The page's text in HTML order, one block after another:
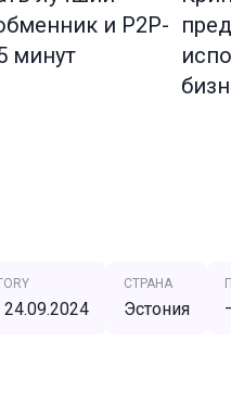
и P2P-
минут
СТРАНА
Эстония